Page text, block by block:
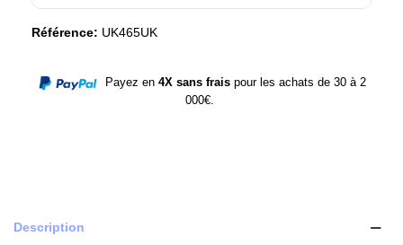
Référence: UK465UK
Payez en 4X sans fraispour les achats de 30 à 2
000€.
Description